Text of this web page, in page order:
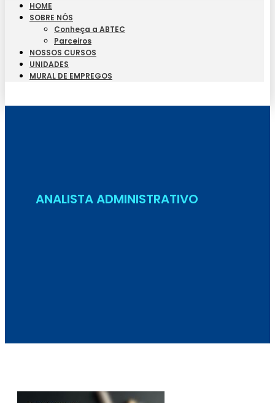
HOME
SOBRE NÓS
Conheça a ABTEC
Parceiros
NOSSOS CURSOS
UNIDADES
MURAL DE EMPREGOS
ANALISTA ADMINISTRATIVO